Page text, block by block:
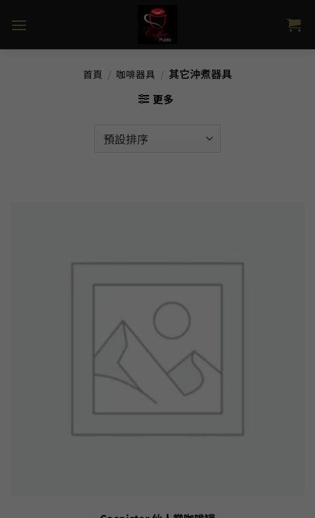
首頁 / 咖啡器具 / 其它沖煮器具
更多